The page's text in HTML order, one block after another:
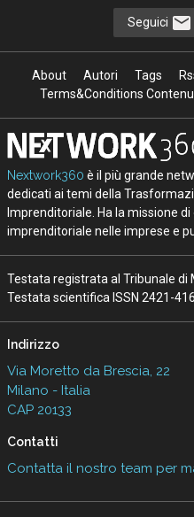
Seguici
About Autori Tags
Terms&Conditions
Nextwork360 è il più grande
dedicati ai temi della
Imprenditoriale. Ha la missione
imprenditoriale nelle imprese e
Testata registrata al Tribunale di
Testata scientifica ISSN 2421-
Indirizzo
Via Moretto da Brescia, 22
Milano - Italia
CAP 20133
Contatti
Contatta il nostro team per